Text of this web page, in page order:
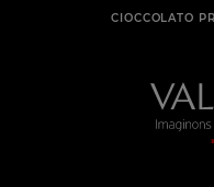
CIOCCOLATO